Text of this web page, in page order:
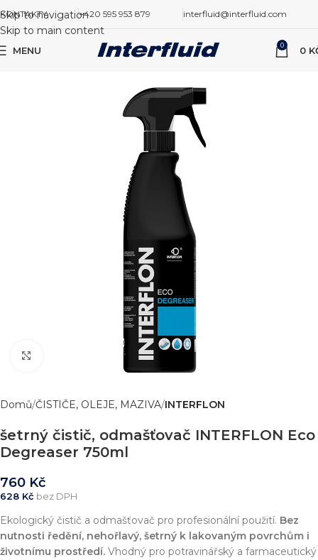
Skip to navigation
Skip to main content
KONTAKTY +420 595 953 879 interfluid@interfluid.com
MENU 0 0
Domů ČISTIČE, OLEJE, MAZIVA INTERFLON
šetrný čistič, odmašťovač INTERFLON Eco
Degreaser 750ml
760 Kč
628 Kč bez DPH
Ekologický čistič a odmašťovač pro profesionální použití. Bez
nutnosti ředění, nehořlavý, šetrný k lakovaným povrchům i
životnímu prostředí. Vhodný pro potravinářský a farmaceutický